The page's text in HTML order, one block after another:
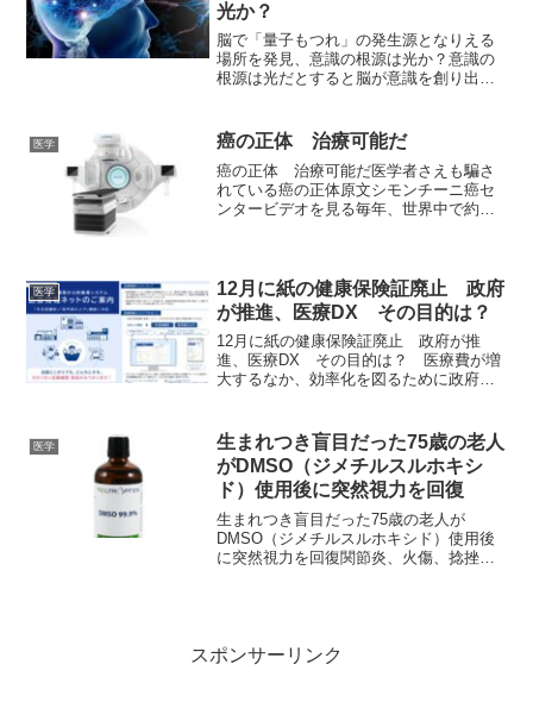
光か？
脳で「量子もつれ」の発生源となりえる
場所を発見、意識の根源は光か？意識の
根源は光だとすると脳が意識を創り出し
光が担っているのかもしれません。中国
の上海大学（SHU）で行...
医学 癌の正体 治療可能だ
癌の正体 治療可能だ医学者さえも騙さ
れている癌の正体原文シモンチーニ癌セ
ンタービデオを見る毎年、世界中で約８
と予想されてい...
医学
12月に紙の健康保険証廃止 政府
が推進、医療DX その目的は？
12月に紙の健康保険証廃止 政府が推
進、医療DX その目的は？ 医療費が増
大するなか、効率化を図るために政府は
デジタル技術を使って社会を大きく変え
ること。データを駆使...
医学
生まれつき盲目だった75歳の老人
がDMSO（ジメチルスルホキシ
ド）使用後に突然視力を回復
生まれつき盲目だった75歳の老人が
DMSO（ジメチルスルホキシド）使用後
に突然視力を回復関節炎、火傷、捻挫か
スポンサーリンク